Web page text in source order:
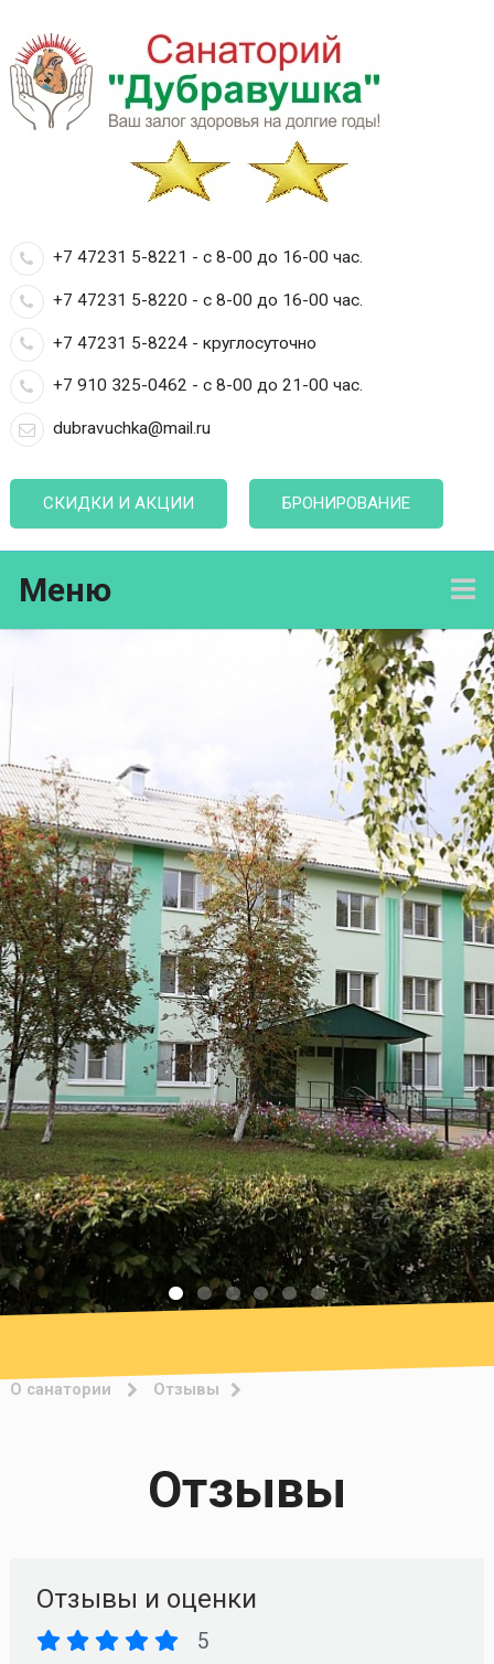
+7 47231 5-8221 - с 8-00 до 16-00 час.
+7 47231 5-8220 - с 8-00 до 16-00 час.
+7 47231 5-8224 - круглосуточно
+7 910 325-0462 - с 8-00 до 21-00 час.
dubravuchka@mail.ru
СКИДКИ И АКЦИИ БРОНИРОВАНИЕ
Меню
О санатории Отзывы
Отзывы
Отзывы и оценки
5